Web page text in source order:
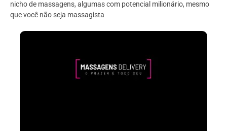
nicho de massagens, algumas com potencial milionário, mesmo
que você não seja massagista